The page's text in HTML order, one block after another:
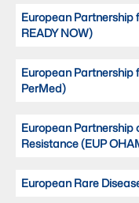
European Partnership
READY NOW)
European Partnership
PerMed)
European Partnership
Resistance (EUP
European Rare